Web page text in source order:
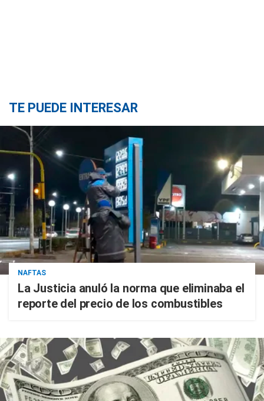
TE PUEDE INTERESAR
NAFTAS
La Justicia anuló la norma que eliminaba el
reporte del precio de los combustibles